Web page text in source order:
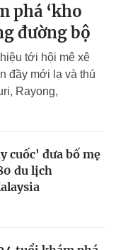
phá ‘kho
đường bộ
tới hội mê xê
đầy mới lạ và thú
Rayong,
cuốc' đưa bố mẹ
du lịch